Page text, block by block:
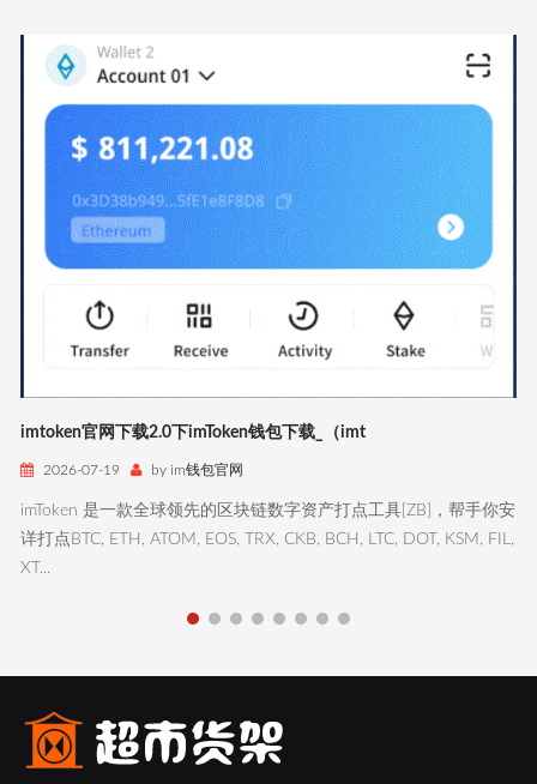
imtoken官网下载2.0下imToken钱包下载_（imt
2026-07-19 by im钱包官网
imToken 是一款全球领先的区块链数字资产打点工具[ZB]，帮手你安
详打点BTC, ETH, ATOM, EOS, TRX, CKB, BCH, LTC, DOT, KSM, FIL,
XT...